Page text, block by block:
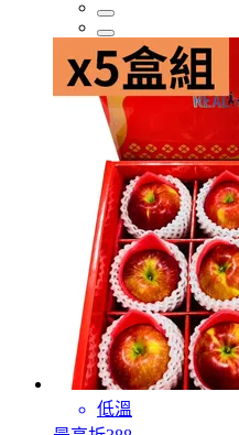
低溫